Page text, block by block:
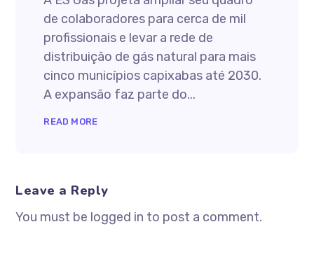
de colaboradores para cerca de mil
profissionais e levar a rede de
distribuição de gás natural para mais
cinco municípios capixabas até 2030.
A expansão faz parte do...
READ MORE
Leave a Reply
You must be logged in to post a comment.